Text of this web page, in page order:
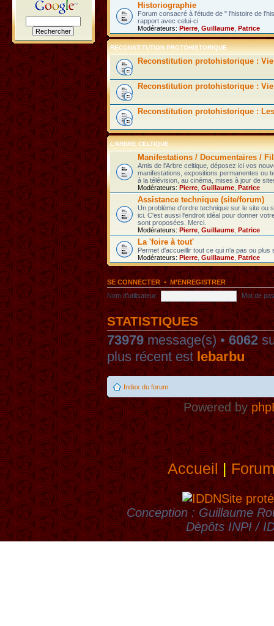
Historiographie
Forum consacré à l'étude de " l'histoire de
rapport avec celui-ci
Modérateurs: Pierre Guillaume Patrice
RECONSTITUTION PROTOHISTORIQUE
Reconstitution protohistorique :
Reconstitution protohistorique :
Reconstitution protohistorique :
L'ARBRE CELTIQUE
Manifestations / Documentaires /
Amis de l'Arbre celtique, déposez ici vos
manifestations, expositions permanentes ou
à la télévision, au cinéma, mises à jour de
Modérateurs: Pierre Guillaume Patrice
Assistance technique (site/forum)
Un problème d'ordre technique sur le site ou
ici. C'est aussi l'endroit idéal pour donner
sont proposées. Merci.
Modérateurs: Pierre Guillaume Patrice
La 'foire à tout'
Permet d'accueillir tout ce qui n'a pas ou
Modérateurs: Pierre Guillaume Patrice
SE CONNECTER•M’ENREGISTRER
Nom d’utilisateur:
Mot de
STATISTIQUES
73979message(s) •6062
plus récent estlebarbu
Index du forum
Powered by
Accueil|
Site
Conception : Guillaume
Dèpôts INPI /